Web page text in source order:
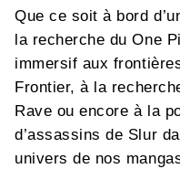
Que ce soit à bord
la recherche du One
immersif aux
Frontier, à la
Rave ou encore à la
d’assassins de Slur
univers de nos